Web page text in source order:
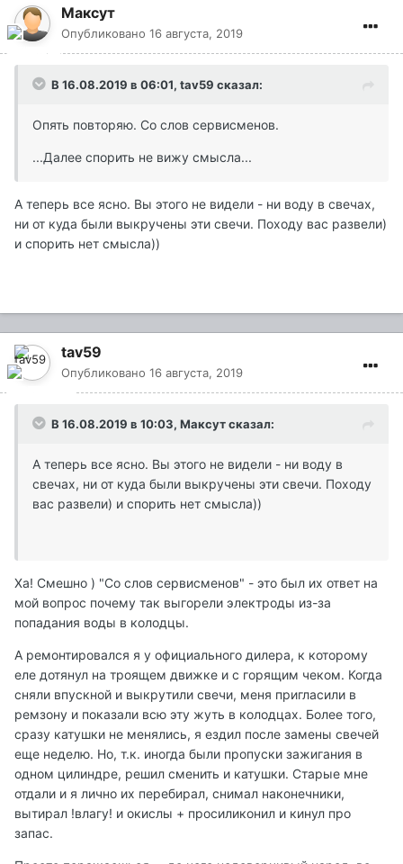
Максут
Опубликовано 16 августа, 2019
В 16.08.2019 в 06:01, tav59 сказал:
Опять повторяю. Со слов сервисменов.
...Далее спорить не вижу смысла...
А теперь все ясно. Вы этого не видели - ни воду в свечах,
ни от куда были выкручены эти свечи. Походу вас развели)
и спорить нет смысла))
tav59
Опубликовано 16 августа, 2019
В 16.08.2019 в 10:03, Максутсказал:
А теперь все ясно. Вы этого не видели - ни воду в
свечах, ни от куда были выкручены эти свечи. Походу
вас развели) и спорить нет смысла))
Ха! Смешно ) "Со слов сервисменов" - это был их ответ на
мой вопрос почему так выгорели электроды из-за
попадания воды в колодцы.
А ремонтировался я у официального дилера, к которому
еле дотянул на троящем движке и с горящим чеком. Когда
сняли впускной и выкрутили свечи, меня пригласили в
ремзону и показали всю эту жуть в колодцах. Более того,
сразу катушки не менялись, я ездил после замены свечей
еще неделю. Но, т.к. иногда были пропуски зажигания в
одном цилиндре, решил сменить и катушки. Старые мне
отдали и я лично их перебирал, снимал наконечники,
вытирал !влагу! и окислы + просиликонил и кинул про
запас.